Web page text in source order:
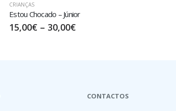
CRIANÇAS
Sun – Júnior
20,00€ – 35,00€
CONTACTOS